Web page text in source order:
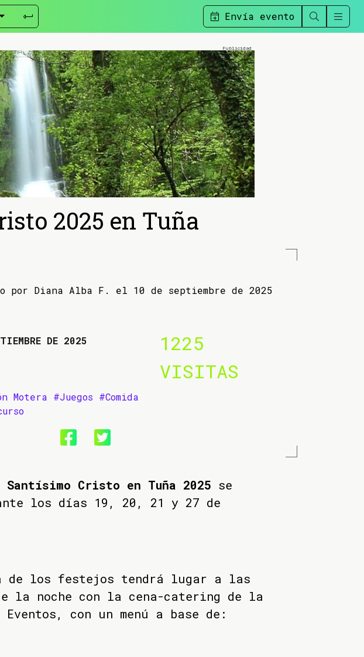
Envía evento
2025 en Tuña
por Diana Alba F. el 10 de septiembre de 2025
DE 2025
Motera #Juegos #Comida
1225
VISITAS
Cristo en Tuña 2025 se
los días 19, 20, 21 y 27 de
de los festejos tendrá lugar a las
la noche con la cena-catering de la
Eventos, con un menú a base de: